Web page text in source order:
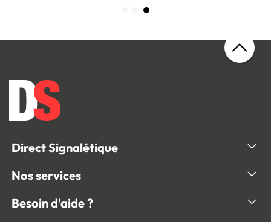
Direct Signalétique
Nos services
Besoin d'aide ?